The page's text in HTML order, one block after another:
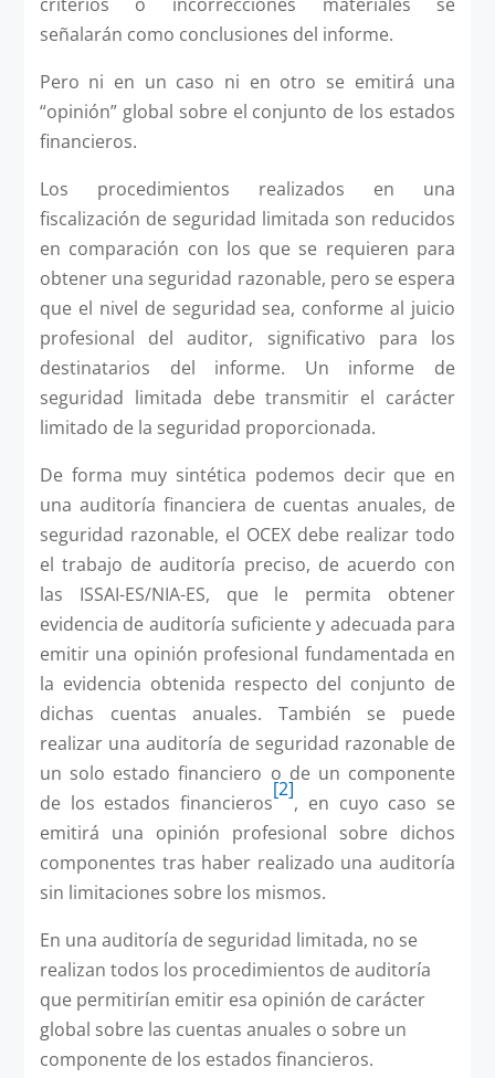
señalarán como conclusiones del informe.
Pero ni en un caso ni en otro se emitirá una
“opinión” global sobre el conjunto de los estados
financieros.
Los procedimientos realizados en una
fiscalización de seguridad limitada son reducidos
en comparación con los que se requieren para
obtener una seguridad razonable, pero se espera
que el nivel de seguridad sea, conforme al juicio
profesional del auditor, significativo para los
destinatarios del informe. Un informe de
seguridad limitada debe transmitir el carácter
limitado de la seguridad proporcionada.
De forma muy sintética podemos decir que en
una auditoría financiera de cuentas anuales, de
seguridad razonable, el OCEX debe realizar todo
el trabajo de auditoría preciso, de acuerdo con
las ISSAI-ES/NIA-ES, que le permita obtener
evidencia de auditoría suficiente y adecuada para
emitir una opinión profesional fundamentada en
la evidencia obtenida respecto del conjunto de
dichas cuentas anuales. También se puede
realizar una auditoría de seguridad razonable de
un solo estado financiero o de un componente
de los estados financieros
[2]
, en cuyo caso se
emitirá una opinión profesional sobre dichos
componentes tras haber realizado una auditoría
sin limitaciones sobre los mismos.
En una auditoría de seguridad limitada, no se
realizan todos los procedimientos de auditoría
que permitirían emitir esa opinión de carácter
global sobre las cuentas anuales o sobre un
componente de los estados financieros.